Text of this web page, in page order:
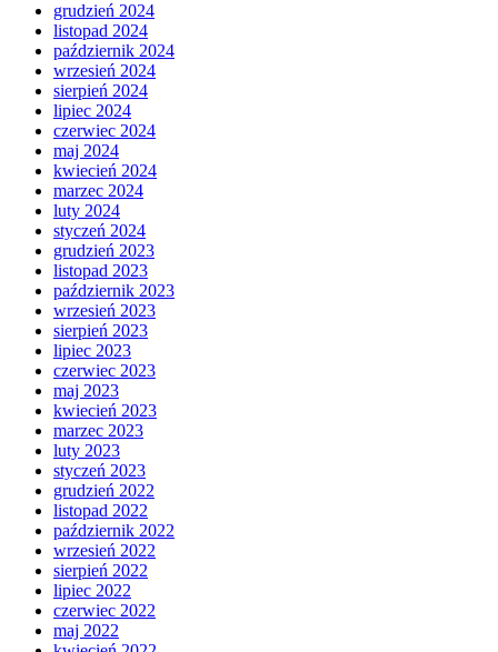
grudzień 2024
listopad 2024
październik 2024
wrzesień 2024
sierpień 2024
lipiec 2024
czerwiec 2024
maj 2024
kwiecień 2024
marzec 2024
luty 2024
styczeń 2024
grudzień 2023
listopad 2023
październik 2023
wrzesień 2023
sierpień 2023
lipiec 2023
czerwiec 2023
maj 2023
kwiecień 2023
marzec 2023
luty 2023
styczeń 2023
grudzień 2022
listopad 2022
październik 2022
wrzesień 2022
sierpień 2022
lipiec 2022
czerwiec 2022
maj 2022